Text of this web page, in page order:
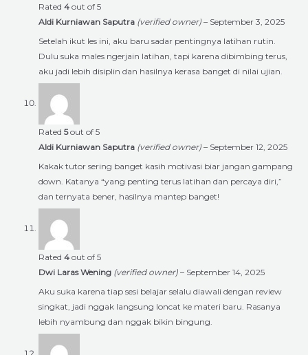
Rated 4 out of 5
Aldi Kurniawan Saputra (verified owner) – September 3, 2025
Setelah ikut les ini, aku baru sadar pentingnya latihan rutin.
Dulu suka males ngerjain latihan, tapi karena dibimbing terus,
aku jadi lebih disiplin dan hasilnya kerasa banget di nilai ujian.
Rated 5out of 5
Aldi Kurniawan Saputra (verified owner) – September 12, 2025
Kakak tutor sering banget kasih motivasi biar jangan gampang
down. Katanya “yang penting terus latihan dan percaya diri,”
dan ternyata bener, hasilnya mantep banget!
Rated 4 out of 5
Dwi Laras Wening (verified owner) – September 14, 2025
Aku suka karena tiap sesi belajar selalu diawali dengan review
singkat, jadi nggak langsung loncat ke materi baru. Rasanya
lebih nyambung dan nggak bikin bingung.